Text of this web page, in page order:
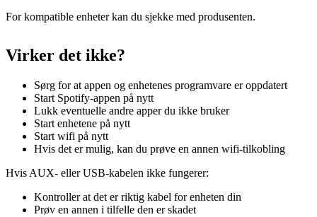
For kompatible enheter kan du sjekke med produsenten.
Virker det ikke?
Sørg for at appen og enhetenes programvare er oppdatert
Start Spotify-appen på nytt
Lukk eventuelle andre apper du ikke bruker
Start enhetene på nytt
Start wifi på nytt
Hvis det er mulig, kan du prøve en annen wifi-tilkobling
Hvis AUX- eller USB-kabelen ikke fungerer:
Kontroller at det er riktig kabel for enheten din
Prøv en annen i tilfelle den er skadet